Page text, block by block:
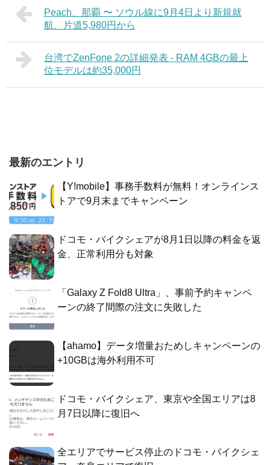
Peach、那覇 〜 ソウル線に9月4日より新規就
航、片道5,980円から
台湾でZenFone 2の詳細発表 - RAM 4GBの最上
位モデルは約35,000円
最新のエントリ
【Y!mobile】事務手数料が無料！オンラインス
トアで9月末までキャンペーン
ドコモ・バイクシェアが8月1日以降の料金を返
金、正常利用分も対象
「Galaxy Z Fold8 Ultra」、事前予約キャンペ
ーンの終了間際の注文に失敗した
【ahamo】データ増量おためしキャンペーンの
+10GBは海外利用不可
ドコモ・バイクシェア、東京や全国エリアは8
月7日以降に復旧へ
全エリアでサービス停止のドコモ・バイクシェ